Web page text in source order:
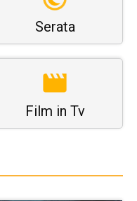
Serata
Film in Tv